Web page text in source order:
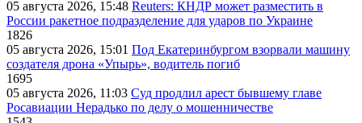
05 августа 2026, 15:48 Reuters: КНДР может разместить в
России ракетное подразделение для ударов по Украине
1826
05 августа 2026, 15:01 Под Екатеринбургом взорвали машину
создателя дрона «Упырь», водитель погиб
1695
05 августа 2026, 11:03 Суд продлил арест бывшему главе
Росавиации Нерадько по делу о мошенничестве